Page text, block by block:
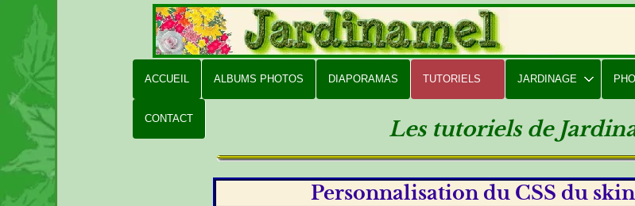
ACCUEIL ALBUMS PHOTOS DIAPORAMAS TUTORIELS JARDINAGE
CONTACT Les tutoriels de
Personnalisation du CSS du